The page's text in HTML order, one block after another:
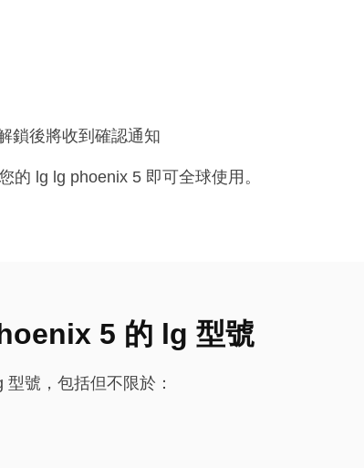
鎖後將收到確認通知
的 lg lg phoenix 5 即可全球使用。
5 的 lg 型號
號，包括但不限於：